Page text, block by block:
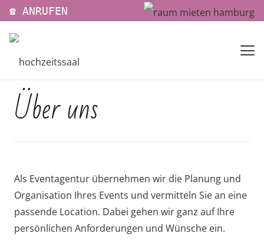
☎ ANRUFEN
Über uns
Als Eventagentur übernehmen wir die Planung und
Organisation Ihres Events und vermitteln Sie an eine
passende Location. Dabei gehen wir ganz auf Ihre
persönlichen Anforderungen und Wünsche ein.